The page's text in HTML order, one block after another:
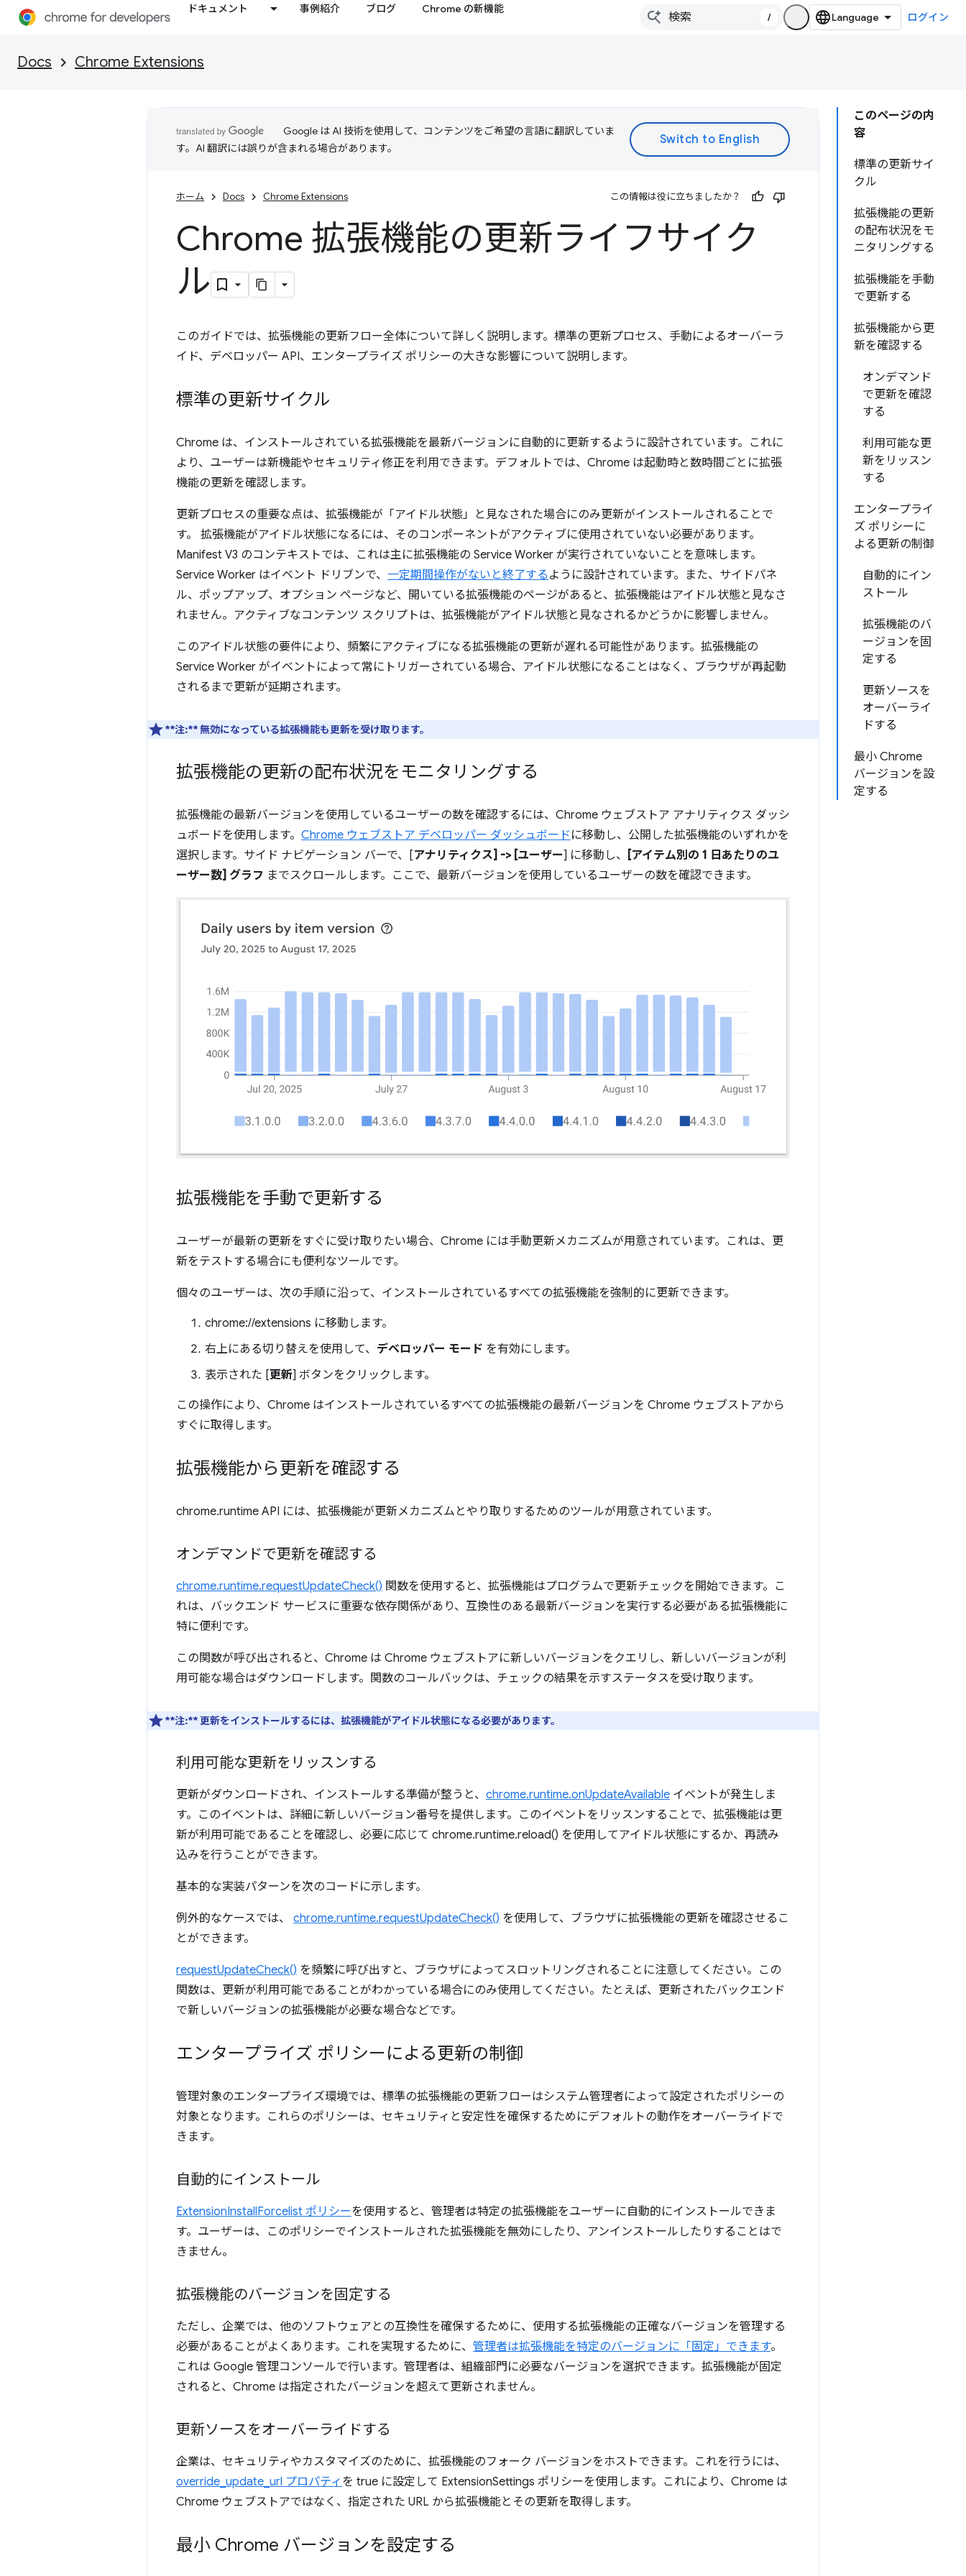
ドキュメント 事例紹介 ブログ Chrome の新機能
/ ログイン
Docs Chrome Extensions
このページの内
容
標準の更新サイ
クル
拡張機能の更新
の配布状況をモ
ニタリングする
拡張機能を手動
で更新する
拡張機能から更
新を確認する
オンデマンド
で更新を確認
する
利用可能な更
新をリッスン
する
エンタープライ
ズ ポリシーに
よる更新の制御
自動的にイン
ストール
拡張機能のバ
ージョンを固
定する
更新ソースを
オーバーライ
ドする
最小 Chrome
バージョンを設
定する
Google は AI 技術を使用して、コンテンツをご希望の言語に翻訳していま
す。AI 翻訳には誤りが含まれる場合があります。
ホーム Docs Chrome Extensions この情報は役に立ちましたか？
Chrome 拡張機能の更新ライフサイク
ル
このガイドでは、拡張機能の更新フロー全体について詳しく説明します。標準の更新プロセス、手動によるオーバーラ
イド、デベロッパー API、エンタープライズ ポリシーの大きな影響について説明します。
標準の更新サイクル
Chrome は、インストールされている拡張機能を最新バージョンに自動的に更新するように設計されています。これに
より、ユーザーは新機能やセキュリティ修正を利用できます。デフォルトでは、Chrome は起動時と数時間ごとに拡張
機能の更新を確認します。
更新プロセスの重要な点は、拡張機能が「アイドル状態」と見なされた場合にのみ更新がインストールされることで
す。 拡張機能がアイドル状態になるには、そのコンポーネントがアクティブに使用されていない必要があります。
Manifest V3 のコンテキストでは、これは主に拡張機能の Service Worker が実行されていないことを意味します。
Service Worker はイベント ドリブンで、 一定期間操作がないと終了する ように設計されています。また、サイドパネ
ル、ポップアップ、オプション ページなど、開いている拡張機能のページがあると、拡張機能はアイドル状態と見なさ
れません。アクティブなコンテンツ スクリプトは、拡張機能がアイドル状態と見なされるかどうかに影響しません。
このアイドル状態の要件により、頻繁にアクティブになる拡張機能の更新が遅れる可能性があります。拡張機能の
Service Worker がイベントによって常にトリガーされている場合、アイドル状態になることはなく、ブラウザが再起動
されるまで更新が延期されます。
**注:**無効になっている拡張機能も更新を受け取ります。
拡張機能の更新の配布状況をモニタリングする
拡張機能の最新バージョンを使用しているユーザーの数を確認するには、Chrome ウェブストア アナリティクス ダッシ
ュボードを使用します。 Chrome ウェブストア デベロッパー ダッシュボード に移動し、公開した拡張機能のいずれかを
選択します。サイド ナビゲーション バーで、[アナリティクス] -> [ユーザー] に移動し、
[アイテム別の 1 日あたりのユ
ーザー数] グラフ までスクロールします。ここで、最新バージョンを使用しているユーザーの数を確認できます。
拡張機能を手動で更新する
ユーザーが最新の更新をすぐに受け取りたい場合、Chrome には手動更新メカニズムが用意されています。これは、更
新をテストする場合にも便利なツールです。
個々のユーザーは、次の手順に沿って、インストールされているすべての拡張機能を強制的に更新できます。
chrome://extensions に移動します。
右上にある切り替えを使用して、 デベロッパー モード を有効にします。
表示された [更新] ボタンをクリックします。
この操作により、Chrome はインストールされているすべての拡張機能の最新バージョンを Chrome ウェブストアから
すぐに取得します。
拡張機能から更新を確認する
chrome.runtime API には、拡張機能が更新メカニズムとやり取りするためのツールが用意されています。
オンデマンドで更新を確認する
chrome.runtime.requestUpdateCheck() 関数を使用すると、拡張機能はプログラムで更新チェックを開始できます。こ
れは、バックエンド サービスに重要な依存関係があり、互換性のある最新バージョンを実行する必要がある拡張機能に
特に便利です。
この関数が呼び出されると、Chrome は Chrome ウェブストアに新しいバージョンをクエリし、新しいバージョンが利
用可能な場合はダウンロードします。関数のコールバックは、チェックの結果を示すステータスを受け取ります。
**注:**更新をインストールするには、拡張機能がアイドル状態になる必要があります。
利用可能な更新をリッスンする
更新がダウンロードされ、インストールする準備が整うと、 chrome.runtime.onUpdateAvailable イベントが発生しま
す。このイベントは、詳細に新しいバージョン番号を提供します。このイベントをリッスンすることで、拡張機能は更
新が利用可能であることを確認し、必要に応じて chrome.runtime.reload() を使用してアイドル状態にするか、再読み
込みを行うことができます。
基本的な実装パターンを次のコードに示します。
例外的なケースでは、 chrome.runtime.requestUpdateCheck() を使用して、ブラウザに拡張機能の更新を確認させるこ
とができます。
requestUpdateCheck() を頻繁に呼び出すと、ブラウザによってスロットリングされることに注意してください。この
関数は、更新が利用可能であることがわかっている場合にのみ使用してください。たとえば、更新されたバックエンド
で新しいバージョンの拡張機能が必要な場合などです。
エンタープライズ ポリシーによる更新の制御
管理対象のエンタープライズ環境では、標準の拡張機能の更新フローはシステム管理者によって設定されたポリシーの
対象となります。これらのポリシーは、セキュリティと安定性を確保するためにデフォルトの動作をオーバーライドで
きます。
自動的にインストール
ExtensionInstallForcelist ポリシーを使用すると、管理者は特定の拡張機能をユーザーに自動的にインストールできま
す。ユーザーは、このポリシーでインストールされた拡張機能を無効にしたり、アンインストールしたりすることはで
きません。
拡張機能のバージョンを固定する
ただし、企業では、他のソフトウェアとの互換性を確保するために、使用する拡張機能の正確なバージョンを管理する
必要があることがよくあります。これを実現するために、 管理者は拡張機能を特定のバージョンに「固定」できます。
これは Google 管理コンソールで行います。管理者は、組織部門に必要なバージョンを選択できます。拡張機能が固定
されると、Chrome は指定されたバージョンを超えて更新されません。
更新ソースをオーバーライドする
企業は、セキュリティやカスタマイズのために、拡張機能のフォーク バージョンをホストできます。これを行うには、
override_update_url プロパティ を true に設定して ExtensionSettings ポリシーを使用します。これにより、Chrome は
Chrome ウェブストアではなく、指定された URL から拡張機能とその更新を取得します。
最小 Chrome バージョンを設定する